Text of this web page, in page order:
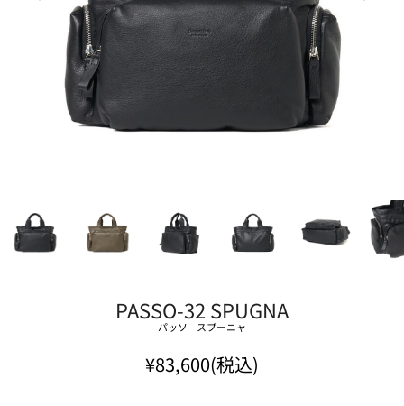
PASSO-32 SPUGNA
パッソ スプーニャ
¥83,600(税込)